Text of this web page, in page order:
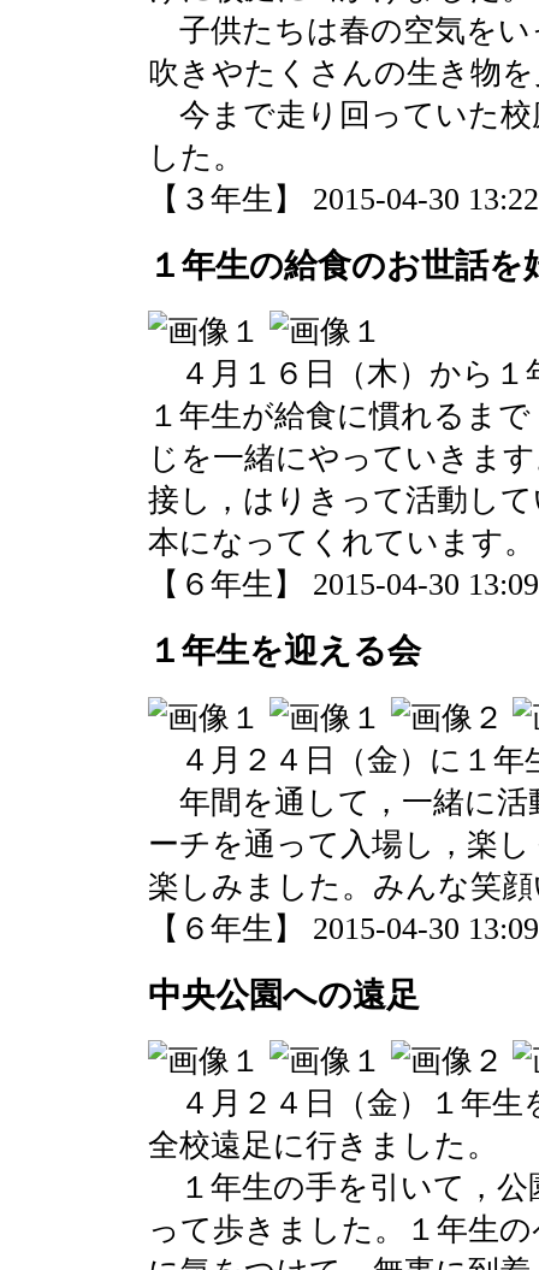
子供たちは春の空気をい
吹きやたくさんの生き物
今まで走り回っていた
した。
【３年生】 2015-04-30
１年生の給食のお世話を
４月１６日（木）から１
１年生が給食に慣れるま
じを一緒にやっていきま
接し，はりきって活動し
本になってくれています。
【６年生】 2015-04-30
１年生を迎える会
４月２４日（金）に１年
年間を通して，一緒に活
ーチを通って入場し，楽
楽しみました。みんな笑
【６年生】 2015-04-30
中央公園への遠足
４月２４日（金）１年生
全校遠足に行きました。
１年生の手を引いて，公
って歩きました。１年生